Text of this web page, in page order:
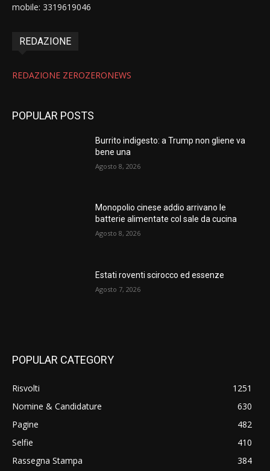
mobile: 3319619046
REDAZIONE
REDAZIONE ZEROZERONEWS
POPULAR POSTS
Burrito indigesto: a Trump non gliene va
bene una
Agosto 8, 2026
Monopolio cinese addio arrivano le
batterie alimentate col sale da cucina
Agosto 8, 2026
Estati roventi scirocco ed essenze
Agosto 7, 2026
POPULAR CATEGORY
Risvolti
1251
Nomine & Candidature
630
Pagine
482
Selfie
410
Rassegna Stampa
384